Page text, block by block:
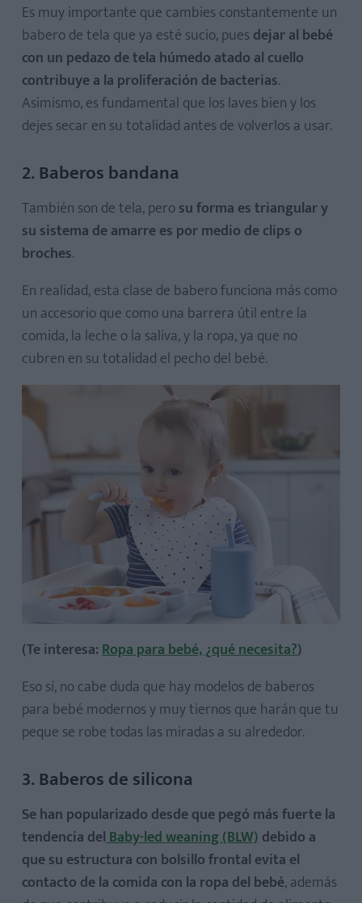
Es muy importante que cambies constantemente un
babero de tela que ya esté sucio, pues dejar al bebé
con un pedazo de tela húmedo atado al cuello
contribuye a la proliferación de bacterias.
Asimismo, es fundamental que los laves bien y los
dejes secar en su totalidad antes de volverlos a usar.
2. Baberos bandana
También son de tela, perosu forma es triangular y
su sistema de amarre es por medio de clips o
broches.
En realidad, esta clase de babero funciona más como
un accesorio que como una barrera útil entre la
comida, la leche o la saliva, y la ropa, ya que no
cubren en su totalidad el pecho del bebé.
(Te interesa:Ropa para bebé, ¿qué necesita?)
Eso sí, no cabe duda que hay modelos de baberos
para bebé modernos y muy tiernos que harán que tu
peque se robe todas las miradas a su alrededor.
3. Baberos de silicona
Se han popularizado desde que pegó más fuerte la
tendencia delBaby-led weaning (BLW)debido a
que su estructura con bolsillo frontal evita el
contacto de la comida con la ropa del bebé, además